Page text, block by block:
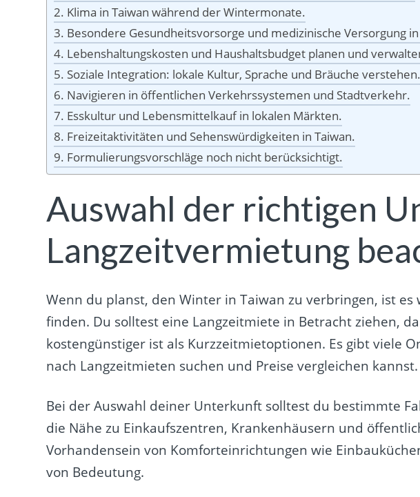
Klima in Taiwan während der Wintermonate.
Besondere Gesundheitsvorsorge und medizinische Versorgung in
Lebenshaltungskosten und Haushaltsbudget planen und
Soziale Integration: lokale Kultur, Sprache und Bräuche verstehen.
Navigieren in öffentlichen Verkehrssystemen und Stadtverkehr.
Esskultur und Lebensmittelkauf in lokalen Märkten.
Freizeitaktivitäten und Sehenswürdigkeiten in Taiwan.
Formulierungsvorschläge noch nicht berücksichtigt.
Auswahl der richtigen
Langzeitvermietung
Wenn du planst, den Winter in Taiwan zu verbringen, ist
finden. Du solltest eine Langzeitmiete in Betracht ziehen,
kostengünstiger ist als Kurzzeitmietoptionen. Es gibt viele
nach Langzeitmieten suchen und Preise vergleichen kannst.
Bei der Auswahl deiner Unterkunft solltest du bestimmte
die Nähe zu Einkaufszentren, Krankenhäusern und
Vorhandensein von Komforteinrichtungen wie
von Bedeutung.